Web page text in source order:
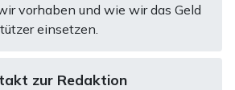
vorhaben und wie wir das Geld
einsetzen.
zur Redaktion